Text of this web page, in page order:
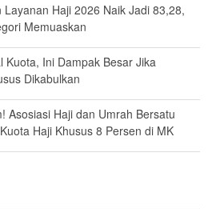
Layanan Haji 2026 Naik Jadi 83,28,
Memuaskan
Kuota, Ini Dampak Besar Jika
Dikabulkan
Asosiasi Haji dan Umrah Bersatu
Haji Khusus 8 Persen di MK